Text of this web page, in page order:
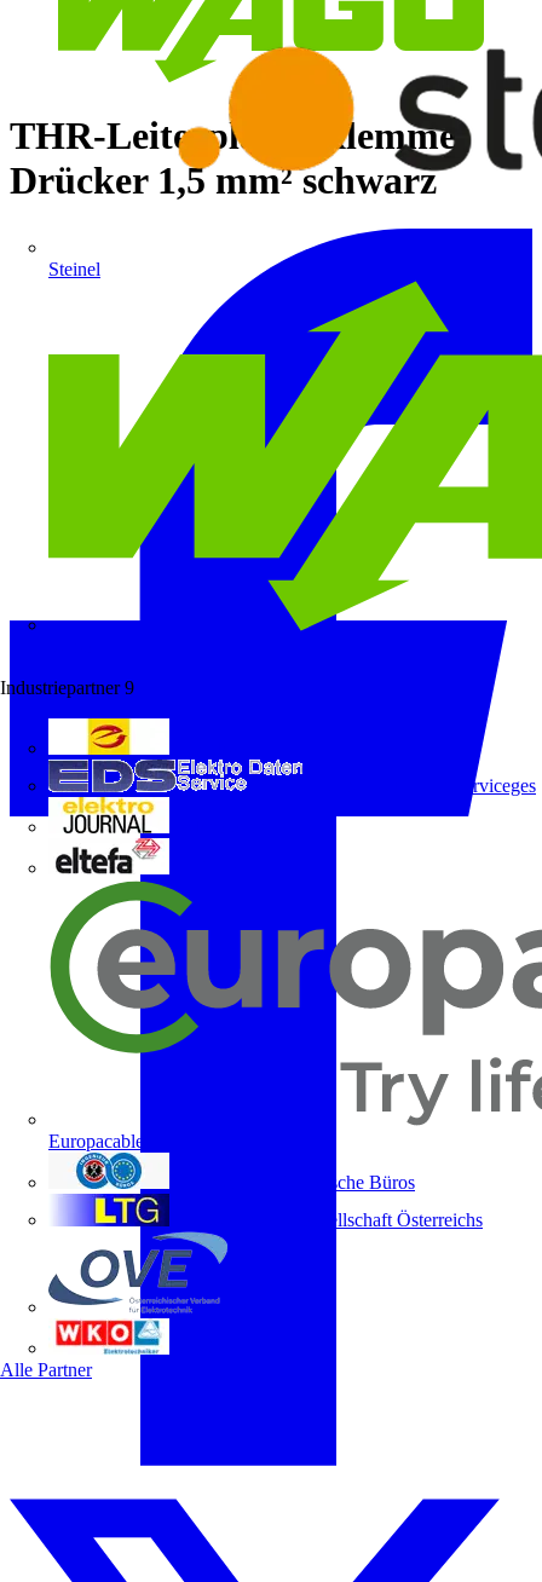
Steinel
Industriepartner 9
ELEKTRO Daten Serviceges
Europacable
Fachverband Technische Büros
Lichttechnische Gesellschaft Österreichs
Alle Partner
THR-Leiterplattenklemme
Drücker 1,5 mm² schwarz